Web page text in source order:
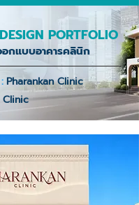
PORTFOLIO
กแบบอาคารคลินิก
Pharankan Clinic
Clinic